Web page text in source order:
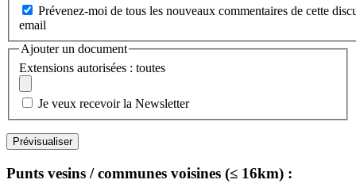
Prévenez-moi de tous les nouveaux commentaires de cette
email
Ajouter un document
Extensions autorisées : toutes
Je veux recevoir la Newsletter
Punts vesins / communes voisines (≤ 16km) :